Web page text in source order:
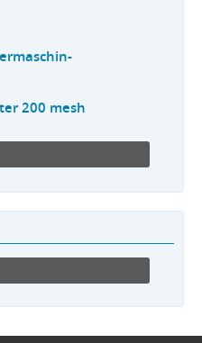
200 mesh